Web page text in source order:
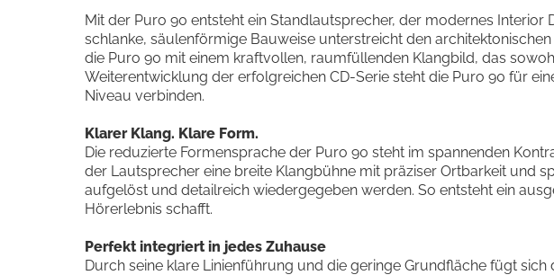
Mit der Puro 90 entsteht ein Standlautsprecher, der modernes
schlanke, säulenförmige Bauweise unterstreicht den
die Puro 90 mit einem kraftvollen, raumfüllenden Klangbild, das
Weiterentwicklung der erfolgreichen CD-Serie steht die Puro 90 für
Niveau verbinden.
Klarer Klang. Klare Form.
Die reduzierte Formensprache der Puro 90 steht im spannenden
der Lautsprecher eine breite Klangbühne mit präziser Ortbarkeit und
aufgelöst und detailreich wiedergegeben werden. So entsteht ein
Hörerlebnis schafft.
Perfekt integriert in jedes Zuhause
Durch seine klare Linienführung und die geringe Grundfläche fügt